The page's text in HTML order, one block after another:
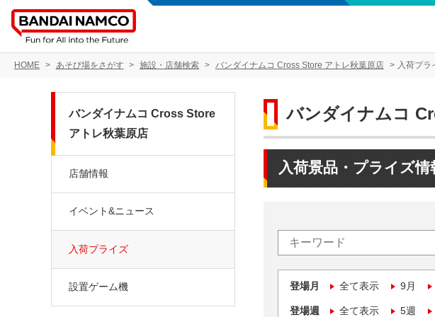
HOME あそび場をさがす 施設・店舗検索 バンダイナムコ Cross Store アトレ秋葉原店 入荷プラ
バンダイナムコ
入荷景品・プライズ情
登場月 全て表示 9月
登場週 全て表示 5週
バンダイナムコ Cross Store
アトレ秋葉原店
店舗情報
イベント&ニュース
入荷プライズ
設置ゲーム機